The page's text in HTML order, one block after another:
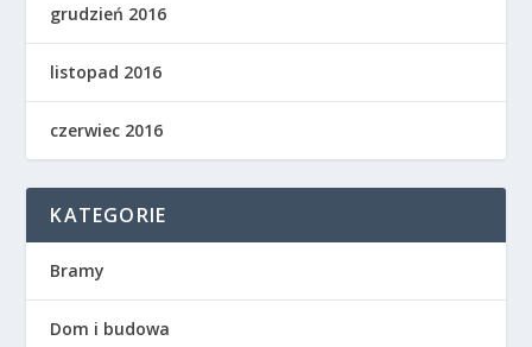
grudzień 2016
listopad 2016
czerwiec 2016
KATEGORIE
Bramy
Dom i budowa